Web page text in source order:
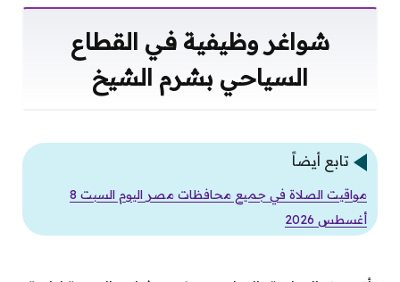
شواغر وظيفية في القطاع
السياحي بشرم الشيخ
تابع أيضاً
مواقيت الصلاة في جميع محافظات مصر اليوم السبت 8
أغسطس 2026